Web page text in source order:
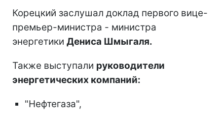
Корецкий заслушал доклад первого вице-
премьер-министра - министра
энергетики Дениса Шмыгаля.
Также выступали руководители
энергетических компаний:
"Нефтегаза",